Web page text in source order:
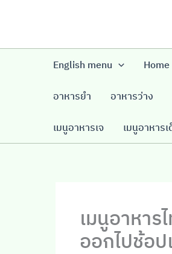
English menu Home
อาหารยำ อาหารว่าง
เมนูอาหารเจ เมนูอาหารเ
เมนูอาหาร
ออกไปช้อป